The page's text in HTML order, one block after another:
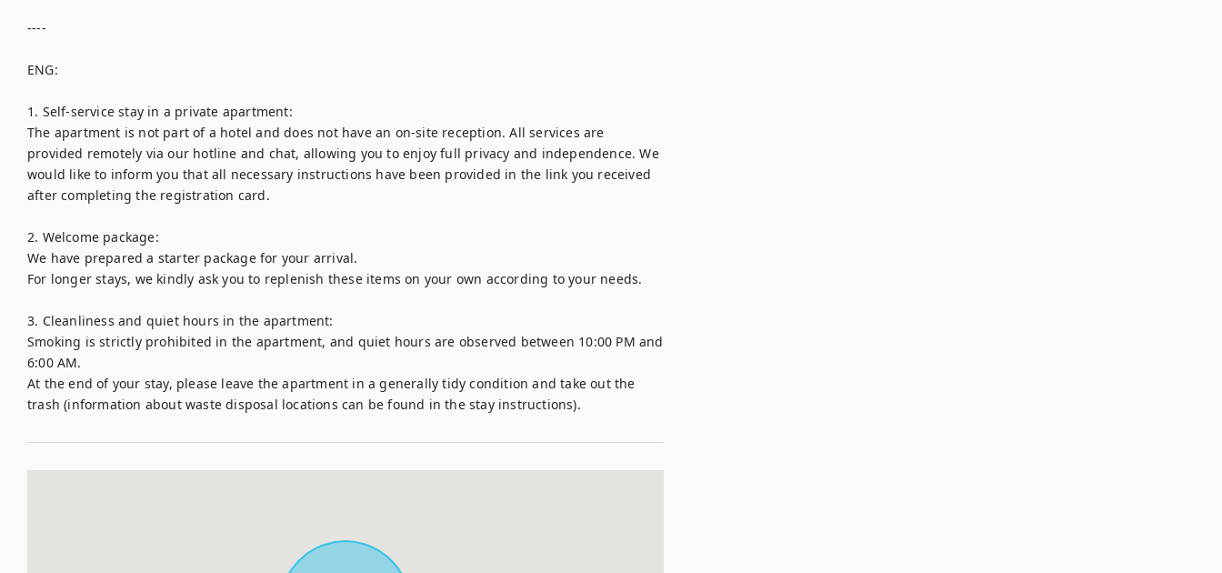
----
ENG:
1. Self-service stay in a private apartment:
The apartment is not part of a hotel and does not have an on-site reception. All services are
provided remotely via our hotline and chat, allowing you to enjoy full privacy and independence. We
would like to inform you that all necessary instructions have been provided in the link you received
after completing the registration card.
2. Welcome package:
We have prepared a starter package for your arrival.
For longer stays, we kindly ask you to replenish these items on your own according to your needs.
3. Cleanliness and quiet hours in the apartment:
Smoking is strictly prohibited in the apartment, and quiet hours are observed between 10:00 PM and
6:00 AM.
At the end of your stay, please leave the apartment in a generally tidy condition and take out the
trash (information about waste disposal locations can be found in the stay instructions).